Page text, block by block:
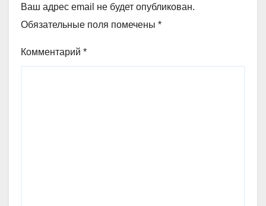
Ваш адрес email не будет опубликован.
Обязательные поля помечены *
Комментарий *